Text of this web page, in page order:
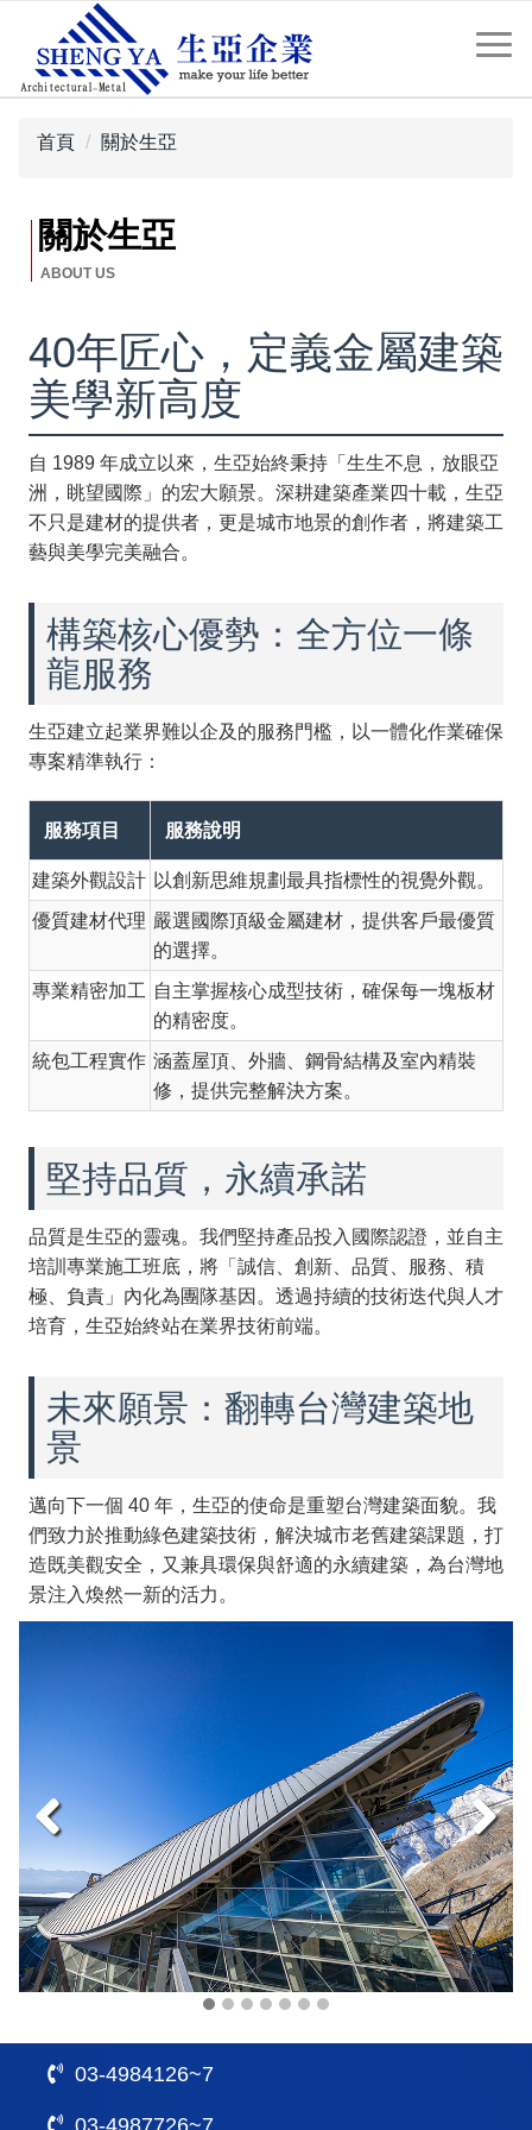
首頁 關於生亞
關於生亞
40年匠心，定義金屬建築
美學新高度
自 1989 年成立以來，生亞始終秉持「生生不息，放眼亞
洲，眺望國際」的宏大願景。深耕建築產業四十載，生亞
不只是建材的提供者，更是城市地景的創作者，將建築工
藝與美學完美融合。
構築核心優勢：全方位一條
龍服務
生亞建立起業界難以企及的服務門檻，以一體化作業確保
專案精準執行：
服務項目 服務說明
建築外觀設計 以創新思維規劃最具指標性的視覺外觀。
優質建材代理 嚴選國際頂級金屬建材，提供客戶最優質
的選擇。
專業精密加工 自主掌握核心成型技術，確保每一塊板材
的精密度。
統包工程實作 涵蓋屋頂、外牆、鋼骨結構及室內精裝
修，提供完整解決方案。
堅持品質，永續承諾
品質是生亞的靈魂。我們堅持產品投入國際認證，並自主
培訓專業施工班底，將「誠信、創新、品質、服務、積
極、負責」內化為團隊基因。透過持續的技術迭代與人才
培育，生亞始終站在業界技術前端。
未來願景：翻轉台灣建築地
景
邁向下一個 40 年，生亞的使命是重塑台灣建築面貌。我
們致力於推動綠色建築技術，解決城市老舊建築課題，打
造既美觀安全，又兼具環保與舒適的永續建築，為台灣地
景注入煥然一新的活力。
03-4984126~7